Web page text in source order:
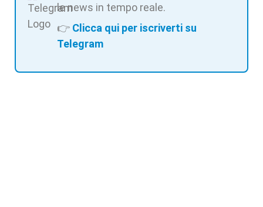
le news in tempo reale.
👉 Clicca qui per iscriverti su
Telegram